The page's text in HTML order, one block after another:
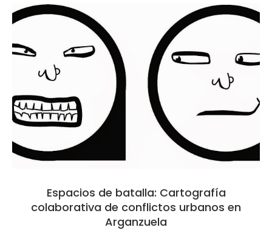
Espacios de batalla: Cartografía
colaborativa de conflictos urbanos en
Arganzuela